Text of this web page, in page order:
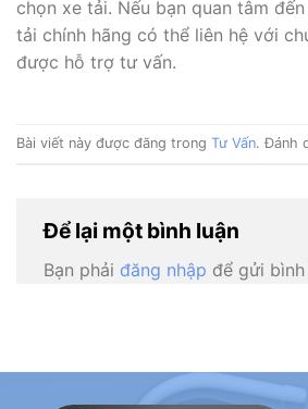
chọn xe tải. Nếu bạn quan tâm
tải chính hãng có thể liên hệ với
được hỗ trợ tư vấn.
Bài viết này được đăng trong Tư Vấn. Đánh
Để lại một bình luận
Bạn phải đăng nhập để gửi bình